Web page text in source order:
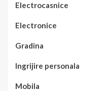
Electrocasnice
Electronice
Gradina
Ingrijire personala
Mobila